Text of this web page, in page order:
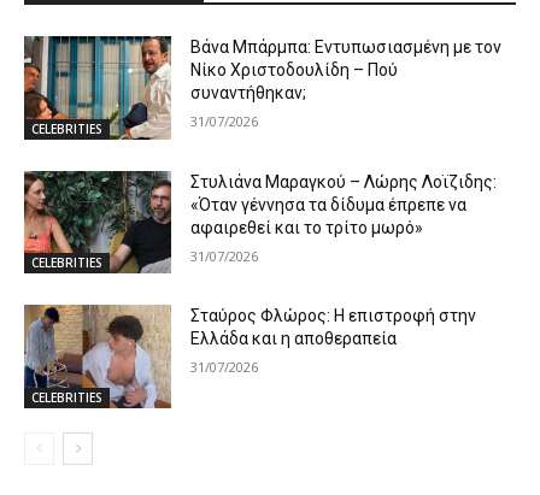
CELEBRITIES
Βάνα Μπάρμπα: Εντυπωσιασμένη με τον
Νίκο Χριστοδουλίδη – Πού
συναντήθηκαν;
31/07/2026
CELEBRITIES
Στυλιάνα Μαραγκού – Λώρης Λοϊζιδης:
«Όταν γέννησα τα δίδυμα έπρεπε να
αφαιρεθεί και το τρίτο μωρό»
31/07/2026
CELEBRITIES
Σταύρος Φλώρος: Η επιστροφή στην
Ελλάδα και η αποθεραπεία
31/07/2026